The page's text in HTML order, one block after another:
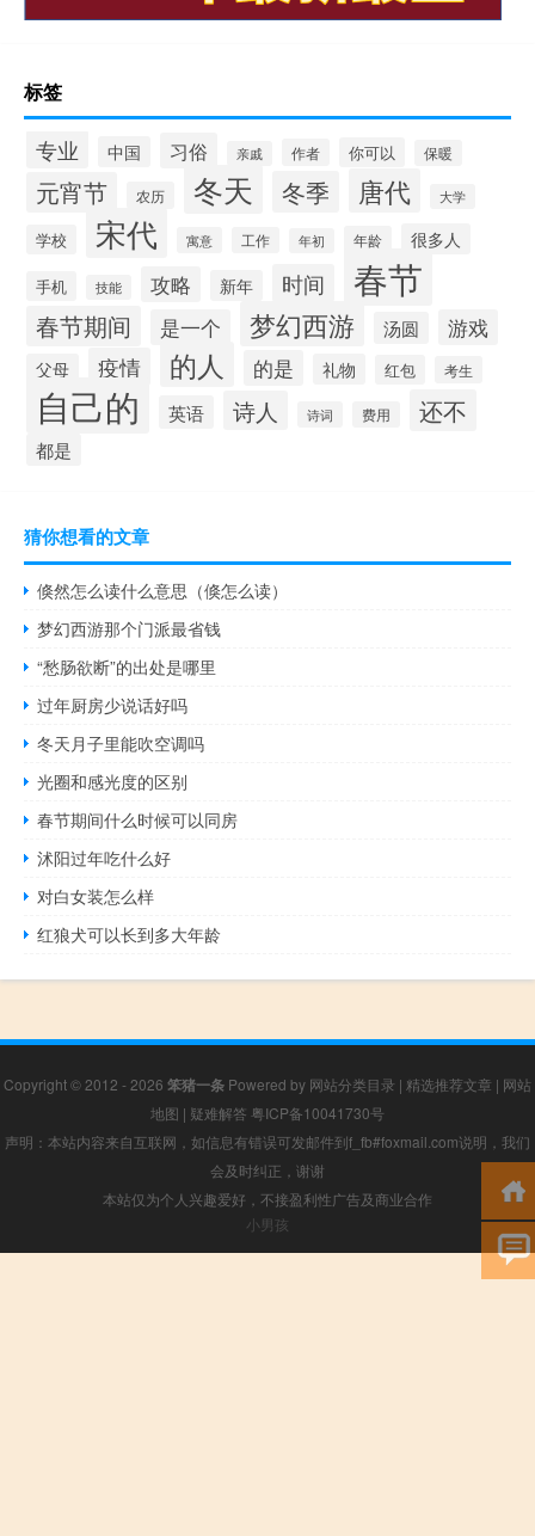
标签
专业 中国 习俗 亲戚 作者 你可以 保暖
元宵节 农历 冬天 冬季 唐代 大学
学校 宋代 寓意 工作 年初 年龄 很多人
手机 技能 攻略 新年 时间 春节
春节期间 是一个 梦幻西游 汤圆 游戏
父母 疫情 的人 的是 礼物 红包 考生
自己的 英语 诗人 诗词 费用 还不
都是
猜你想看的文章
倏然怎么读什么意思（倏怎么读）
梦幻西游那个门派最省钱
“愁肠欲断”的出处是哪里
过年厨房少说话好吗
冬天月子里能吹空调吗
光圈和感光度的区别
春节期间什么时候可以同房
沭阳过年吃什么好
对白女装怎么样
红狼犬可以长到多大年龄
Copyright © 2012 - 2026 笨猪一条 Powered by 网站分类目录 | 精选推荐文章 | 网站
地图 | 疑难解答 粤ICP备10041730号
声明：本站内容来自互联网，如信息有错误可发邮件到f_fb#foxmail.com说明，我们
会及时纠正，谢谢
本站仅为个人兴趣爱好，不接盈利性广告及商业合作
小男孩